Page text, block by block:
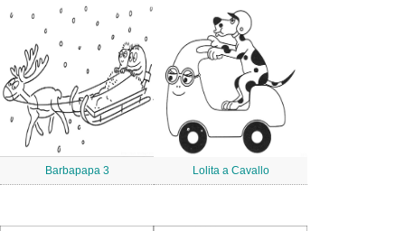
Barbapapa 3 Lolita a Cavallo